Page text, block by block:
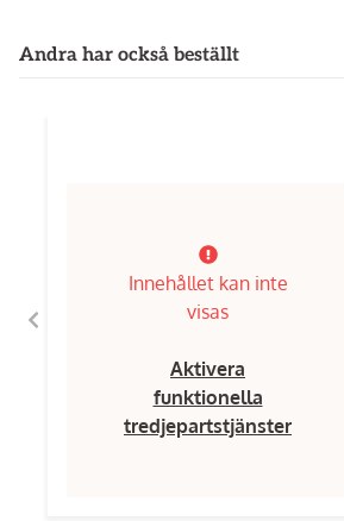
Andra har också beställt
Innehållet kan inte
visas
Aktivera
funktionella
tredjepartstjänster